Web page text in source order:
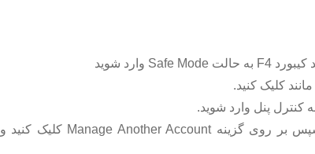
کلیک کنید.
در صفحه باز شده بر روی User Account و سپس بر روی گزینه Manage Another Account کلیک کنید و